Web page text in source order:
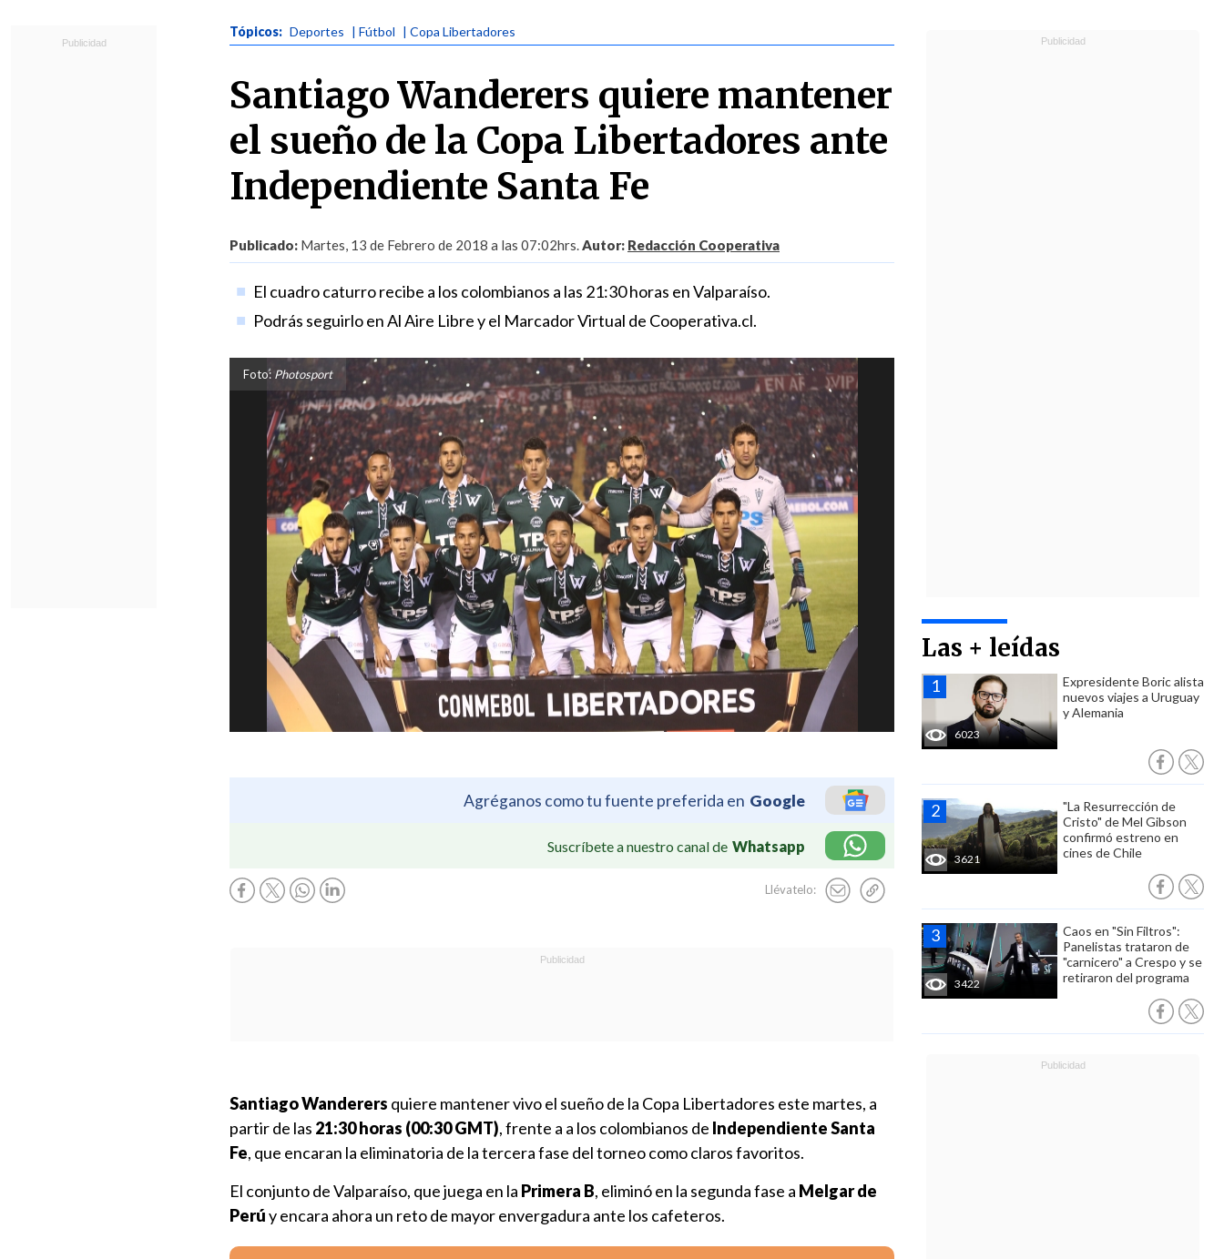
Tópicos: Deportes | Fútbol | Copa Libertadores
Santiago Wanderers quiere mantener
el sueño de la Copa Libertadores ante
Independiente Santa Fe
Publicado: Martes, 13 de Febrero de 2018 a las 07:02hrs.Autor: Redacción Cooperativa
El cuadro caturro recibe a los colombianos a las 21:30 horas en Valparaíso.
Podrás seguirlo en Al Aire Libre y el Marcador Virtual de Cooperativa.cl.
Foto: Photosport
Agréganos como tu fuente preferida en Google
Suscríbete a nuestro canal de Whatsapp
Llévatelo:
Las + leídas
6023
Expresidente Boric alista
nuevos viajes a Uruguay
y Alemania
3621
"La Resurrección de
Cristo" de Mel Gibson
confirmó estreno en
cines de Chile
3422
Caos en "Sin Filtros":
Panelistas trataron de
"carnicero" a Crespo y se
retiraron del programa
Santiago Wanderers quiere mantener vivo el sueño de la Copa Libertadores este martes, a
partir de las 21:30 horas (00:30 GMT), frente a a los colombianos de Independiente Santa
Fe, que encaran la eliminatoria de la tercera fase del torneo como claros favoritos.
El conjunto de Valparaíso, que juega en la Primera B, eliminó en la segunda fase a Melgar de
Perúy encara ahora un reto de mayor envergadura ante los cafeteros.